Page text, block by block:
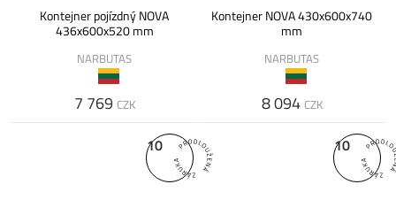
Kontejner pojízdný NOVA
436x600x520 mm
NARBUTAS
7 769 CZK
Kontejner NOVA 430x600x740
mm
NARBUTAS
8 094 CZK
10 10